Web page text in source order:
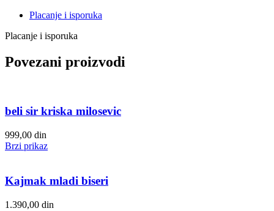
Placanje i isporuka
Placanje i isporuka
Povezani proizvodi
beli sir kriska milosevic
999,00 din
Brzi prikaz
Kajmak mladi biseri
1.390,00 din